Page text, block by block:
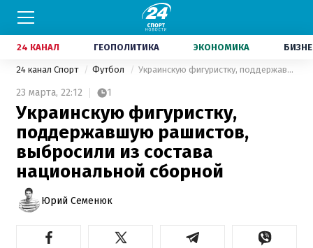
24 КАНАЛ ГЕОПОЛИТИКА ЭКОНОМИКА
24 канал Спорт Футбол Украинскую фигуристку, поддержавшую рашистов, выбросили из состава национальной сборной
23 марта, 22:12 1
Украинскую фигуристку,
поддержавшую рашистов,
выбросили из состава
национальной сборной
Юрий Семенюк